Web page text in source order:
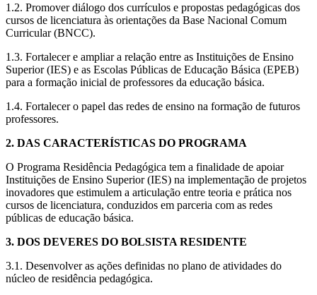
1.2. Promover diálogo dos currículos e propostas pedagógicas dos
cursos de licenciatura às orientações da Base Nacional Comum
Curricular (BNCC).
1.3. Fortalecer e ampliar a relação entre as Instituições de Ensino
Superior (IES) e as Escolas Públicas de Educação Básica (EPEB)
para a formação inicial de professores da educação básica.
1.4. Fortalecer o papel das redes de ensino na formação de futuros
professores.
2. DAS CARACTERÍSTICAS DO PROGRAMA
O Programa Residência Pedagógica tem a finalidade de apoiar
Instituições de Ensino Superior (IES) na implementação de projetos
inovadores que estimulem a articulação entre teoria e prática nos
cursos de licenciatura, conduzidos em parceria com as redes
públicas de educação básica.
3. DOS DEVERES DO BOLSISTA RESIDENTE
3.1. Desenvolver as ações definidas no plano de atividades do
núcleo de residência pedagógica.